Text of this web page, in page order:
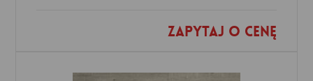
Zapytaj o cenę
Dodaj do ulubionych